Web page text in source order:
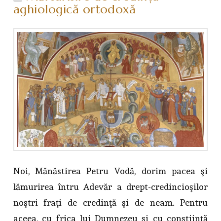
aghiologică ortodoxă
Noi, Mănăstirea Petru Vodă, dorim pacea şi
lămurirea întru Adevăr a drept-credincioşilor
noştri fraţi de credinţă şi de neam. Pentru
aceea, cu frica lui Dumnezeu şi cu conştiinţă